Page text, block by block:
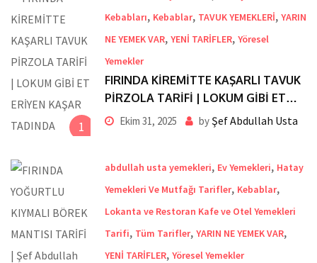
1
Kebabları, Kebablar, TAVUK YEMEKLERİ, YARIN
NE YEMEK VAR, YENİ TARİFLER, Yöresel
Yemekler
FIRINDA KİREMİTTE KAŞARLI TAVUK
PİRZOLA TARİFİ | LOKUM GİBİ ET
ERİYEN KAŞAR TADINDA
Ekim 31, 2025 byŞef Abdullah Usta
abdullah usta yemekleri, Ev Yemekleri, Hatay
Yemekleri Ve Mutfağı Tarifler, Kebablar,
Lokanta ve Restoran Kafe ve Otel Yemekleri
Tarifi, Tüm Tarifler, YARIN NE YEMEK VAR,
YENİ TARİFLER, Yöresel Yemekler